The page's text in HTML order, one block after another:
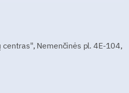
Nemenčinės pl. 4E-104,